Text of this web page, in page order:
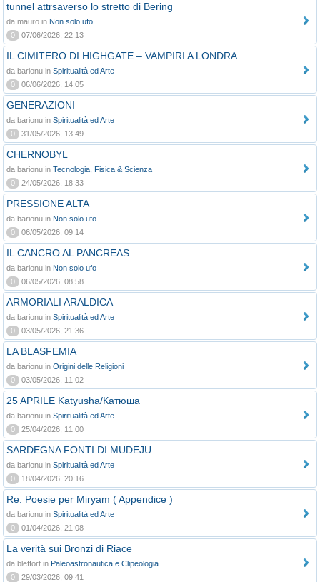
tunnel attrsaverso lo stretto di Bering
da mauro in Non solo ufo
0
07/06/2026, 22:13
IL CIMITERO DI HIGHGATE – VAMPIRI A LONDRA
da barionu in Spiritualità ed Arte
0
06/06/2026, 14:05
GENERAZIONI
da barionu in Spiritualità ed Arte
0
31/05/2026, 13:49
CHERNOBYL
da barionu in Tecnologia, Fisica & Scienza
0
24/05/2026, 18:33
PRESSIONE ALTA
da barionu in Non solo ufo
0
06/05/2026, 09:14
IL CANCRO AL PANCREAS
da barionu in Non solo ufo
0
06/05/2026, 08:58
ARMORIALI ARALDICA
da barionu in Spiritualità ed Arte
0
03/05/2026, 21:36
LA BLASFEMIA
da barionu in Origini delle Religioni
0
03/05/2026, 11:02
25 APRILE Katyusha/Катюша
da barionu in Spiritualità ed Arte
0
25/04/2026, 11:00
SARDEGNA FONTI DI MUDEJU
da barionu in Spiritualità ed Arte
0
18/04/2026, 20:16
Re: Poesie per Miryam ( Appendice )
da barionu in Spiritualità ed Arte
0
01/04/2026, 21:08
La verità sui Bronzi di Riace
da bleffort in Paleoastronautica e Clipeologia
0
29/03/2026, 09:41